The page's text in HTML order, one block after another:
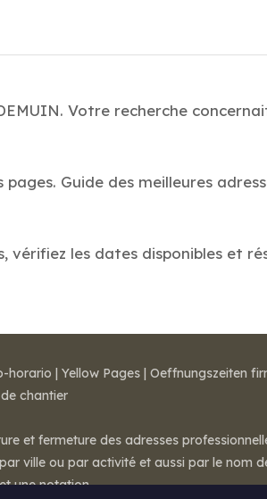
Votre recherche
Guide des meilleures
vérifiez les dates disponibles et
horario | Yellow Pages | Oeffnungszeiten
chantier
et fermeture des adresses
ville ou par activité et aussi par le nom
une notation.